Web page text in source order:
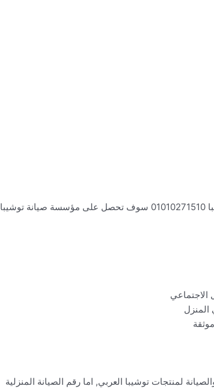
نقدم افضل خدمة على الاطلاق بأسعار تنافسية تشمل جميع منتجات شركة توشيبا, بمجر الاتصال على رقم صيانة توشيبا 01010271510 سوف تحصل على مؤسسة صيانة توشيبا
الاجتماعي
المنزل
والصيانة لمنتجات توشيبا العربي, اما رقم الصيانة المنزلية